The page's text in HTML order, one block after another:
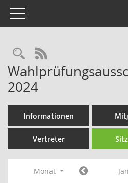
Toggle navigation
Rechercheauswahl
RSS-Feed
2024
Informationen
Vertreter
Monat